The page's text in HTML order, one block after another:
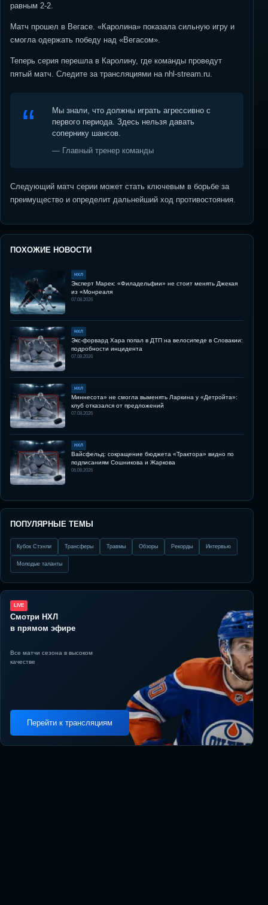
равным 2-2.
Матч прошел в Вегасе. «Каролина» показала сильную игру и
смогла одержать победу над «Вегасом».
Теперь серия перешла в Каролину, где команды проведут
пятый матч. Следите за трансляциями на nhl-stream.ru.
Мы знали, что должны играть агрессивно с
первого периода. Здесь нельзя давать
сопернику шансов.
— Главный тренер команды
Следующий матч серии может стать ключевым в борьбе за
преимущество и определит дальнейший ход противостояния.
ПОХОЖИЕ НОВОСТИ
НХЛ
Эксперт Марек: «Филадельфии» не стоит менять Джекая
из «Монреаля
07.08.2026
НХЛ
Экс-форвард Хара попал в ДТП на велосипеде в Словакии:
подробности инцидента
07.08.2026
НХЛ
Миннесота» не смогла выменять Ларкина у «Детройта»:
клуб отказался от предложений
07.08.2026
НХЛ
Вайсфельд: сокращение бюджета «Трактора» видно по
подписаниям Сошникова и Жаркова
06.08.2026
ПОПУЛЯРНЫЕ ТЕМЫ
Кубок Стэнли Трансферы Травмы Обзоры Рекорды Интервью
Молодые таланты
LIVE
Смотри НХЛ
в прямом эфире
Все матчи сезона в высоком
качестве
Перейти к трансляциям